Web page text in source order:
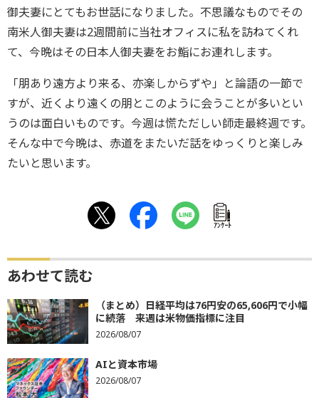
御夫妻にとてもお世話になりました。不思議なものでその
南米人御夫妻は2週間前に当社オフィスに私を訪ねてくれ
て、今晩はその日本人御夫妻をお鮨にお連れします。
「朋あり遠方より来る、亦楽しからずや」と論語の一節で
すが、近くより遠くの朋とこのように会うことが多いとい
うのは面白いものです。今週は慌ただしい師走最終週です。
そんな中で今晩は、赤道をまたいだ話をゆっくりと楽しみ
たいと思います。
ｱﾝｹｰﾄ
あわせて読む
（まとめ）日経平均は76円安の65,606円で小幅
に続落 来週は米物価指標に注目
2026/08/07
AIと資本市場
2026/08/07